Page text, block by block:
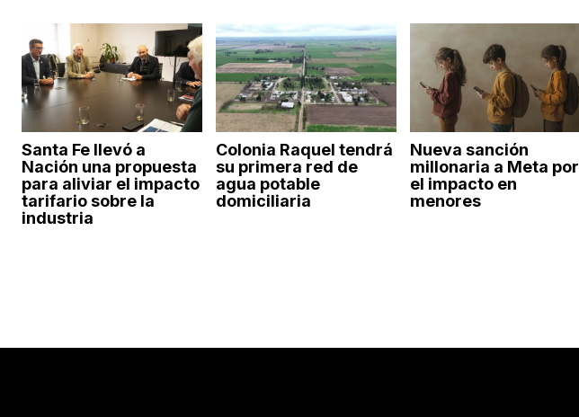
Santa Fe llevó a
Nación una propuesta
para aliviar el impacto
tarifario sobre la
industria
Colonia Raquel tendrá
su primera red de
agua potable
domiciliaria
Nueva sanción
millonaria a Meta por
el impacto en
menores